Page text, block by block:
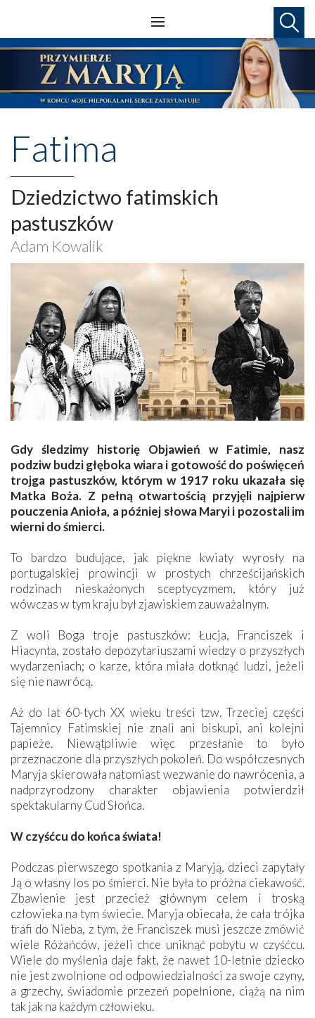
Fatima
Dziedzictwo fatimskich
pastuszków
Adam Kowalik
Gdy śledzimy historię Objawień w Fatimie, nasz
podziw budzi głęboka wiara i gotowość do poświęceń
trojga pastuszków, którym w 1917 roku ukazała się
Matka Boża. Z pełną otwartością przyjęli najpierw
pouczenia Anioła, a później słowa Maryi i pozostali im
wierni do śmierci.
To bardzo budujące, jak piękne kwiaty wyrosły na
portugalskiej prowincji w prostych chrześcijańskich
rodzinach nieskażonych sceptycyzmem, który już
wówczas w tym kraju był zjawiskiem zauważalnym.
Z woli Boga troje pastuszków: Łucja, Franciszek i
Hiacynta, zostało depozytariuszami wiedzy o przyszłych
wydarzeniach; o karze, która miała dotknąć ludzi, jeżeli
się nie nawrócą.
Aż do lat 60-tych XX wieku treści tzw. Trzeciej części
Tajemnicy Fatimskiej nie znali ani biskupi, ani kolejni
papieże. Niewątpliwie więc przesłanie to było
przeznaczone dla przyszłych pokoleń. Do współczesnych
Maryja skierowała natomiast wezwanie do nawrócenia, a
nadprzyrodzony charakter objawienia potwierdził
spektakularny Cud Słońca.
W czyśćcu do końca świata!
Podczas pierwszego spotkania z Maryją, dzieci zapytały
Ją o własny los po śmierci. Nie była to próżna ciekawość.
Zbawienie jest przecież głównym celem i troską
człowieka na tym świecie. Maryja obiecała, że cała trójka
trafi do Nieba, z tym, że Franciszek musi jeszcze zmówić
wiele Różańców, jeżeli chce uniknąć pobytu w czyśćcu.
Wiele do myślenia daje fakt, że nawet 10-letnie dziecko
nie jest zwolnione od odpowiedzialności za swoje czyny,
a grzechy, świadomie przezeń popełnione, ciążą na nim
tak jak na każdym człowieku.